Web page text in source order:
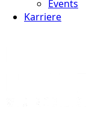
Events
Karriere